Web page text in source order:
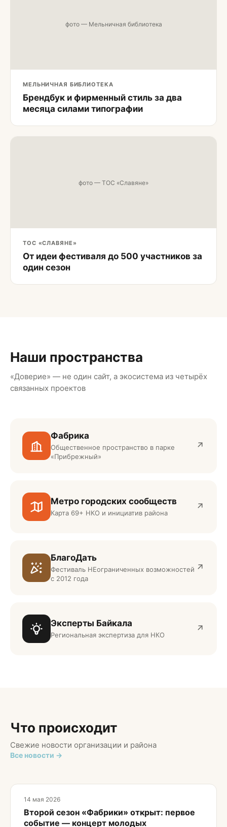
фото — Мельничная библиотека
МЕЛЬНИЧНАЯ БИБЛИОТЕКА
Брендбук и фирменный стиль за два
месяца силами типографии
фото — ТОС «Славяне»
ТОС «СЛАВЯНЕ»
От идеи фестиваля до 500 участников за
один сезон
Наши пространства
«Доверие» — не один сайт, а экосистема из четырёх
связанных проектов
Фабрика
Общественное пространство в парке
«Прибрежный»
Метро городских сообществ
Карта 69+ НКО и инициатив района
БлагоДать
Фестиваль НЕограниченных возможностей
с 2012 года
Эксперты Байкала
Региональная экспертиза для НКО
Что происходит
Свежие новости организации и района
Все новости →
14 мая 2026
Второй сезон «Фабрики» открыт: первое
событие — концерт молодых